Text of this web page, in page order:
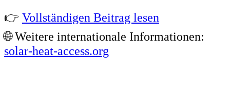
👉 Vollständigen Beitrag lesen
🌐 Weitere internationale Informationen:
solar-heat-access.org